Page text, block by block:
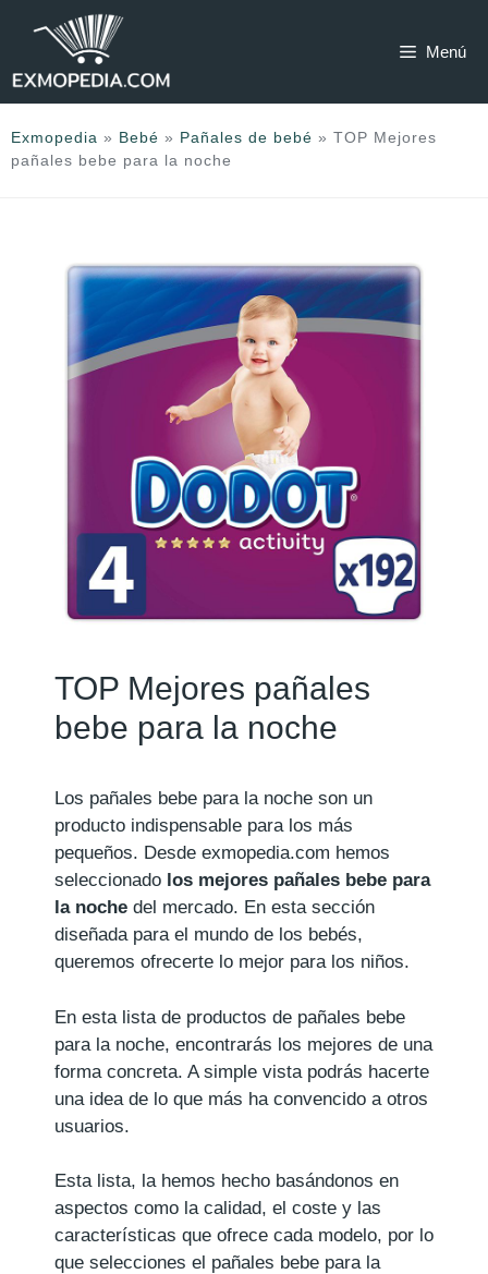
Menú
Exmopedia » Bebé » Pañales de bebé » TOP Mejores
pañales bebe para la noche
TOP Mejores pañales
bebe para la noche
Los pañales bebe para la noche son un
producto indispensable para los más
pequeños. Desde exmopedia.com hemos
seleccionado los mejores pañales bebe para
la noche del mercado. En esta sección
diseñada para el mundo de los bebés,
queremos ofrecerte lo mejor para los niños.
En esta lista de productos de pañales bebe
para la noche, encontrarás los mejores de una
forma concreta. A simple vista podrás hacerte
una idea de lo que más ha convencido a otros
usuarios.
Esta lista, la hemos hecho basándonos en
aspectos como la calidad, el coste y las
características que ofrece cada modelo, por lo
que selecciones el pañales bebe para la